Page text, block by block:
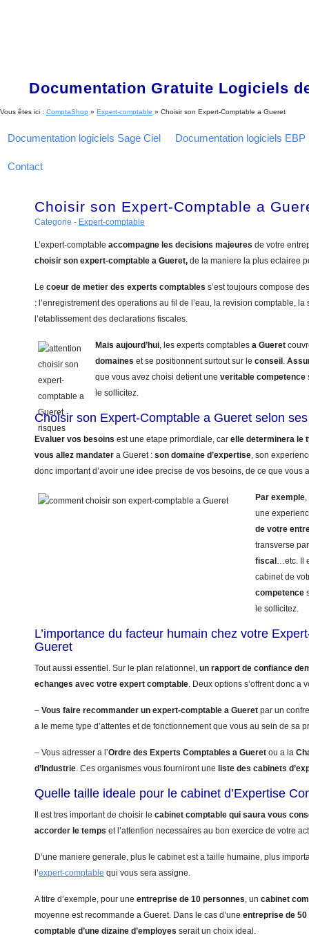
Documentation Gratuite Logiciels
Vous êtes ici : ComptaShop » Expert-comptable » Choisir son Expert-Comptable a Gueret
Documentation logiciels Sage Ciel Documentation logiciels EBP
Contact
Choisir son Expert-Comptable a
Categorie - Expert-comptable
L’expert-comptable accompagne les decisions majeures de votre
choisir son expert-comptable a Gueret, de la maniere la plus eclairee
Le coeur de metier des experts comptables s’est toujours compose
: l’enregistrement des operations au fil de l’eau, la revision comptable, la
l’etablissement des declarations fiscales.
Mais aujourd’hui, les experts comptables a Gueret
domaines et se positionnent surtout sur le conseil .
que vous avez choisi detient une veritable competence
le sollicitez.
Choisir son Expert-Comptable a Gueret selon
Evaluer vos besoins est une etape primordiale, car elle determinera le
vous allez mandater a Gueret : son domaine d’expertise, son
donc important d’avoir une idee precise de vos besoins, de ce que vous
Par exemple
une
de votre
transverse
fiscal …etc. Il
cabinet de
competence
le sollicitez.
L’importance du facteur humain chez votre
Gueret
Tout aussi essentiel. Sur le plan relationnel, un rapport de confiance
echanges avec votre expert comptable. Deux options s’offrent donc a
– Vous faire recommander un expert-comptable a Gueret par un
a le meme type d’attentes et de fonctionnement que vous au sein de sa
– Vous adresser a l’Ordre des Experts Comptables a Gueret ou a la
d’Industrie. Ces organismes vous fourniront une liste des cabinets
Quelle taille ideale pour le cabinet d’Expertise
Il est tres important de choisir le cabinet comptable qui saura vous
accorder le temps et l’attention necessaires au bon exercice de votre
D’une maniere generale, plus le cabinet est a taille humaine, plus
l’expert-comptable qui vous sera assigne.
A titre d’exemple, pour une entreprise de 10 personnes, un cabinet
moyenne est recommande a Gueret. Dans le cas d’une entreprise de
comptable d’une dizaine d’employes serait un choix ideal.